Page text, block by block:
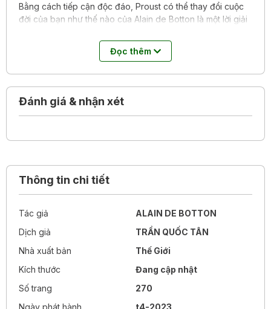
Bằng cách tiếp cận độc đáo, Proust có thể thay đổi cuộc
đời của bạn như thế nào của Alain de Botton là một lời giải
Proust. Những vấn đề của cuộc sống con người được
Proust khắc họa qua những câu chuyện và nhân vật của
điều bình thường trong cuộc sống, bản chất của các mối
quan hệ xã hội và cách xử sự hợp lý, quy tắc vận hành của
Đọc thêm
Đánh giá & nhận xét
Thông tin chi tiết
Tác giả
ALAIN DE BOTTON
Dịch giả
TRẦN QUỐC TÂN
Nhà xuất bản
Thế Giới
Kích thước
Đang cập nhật
Số trang
270
Ngày phát hành
t4-2023